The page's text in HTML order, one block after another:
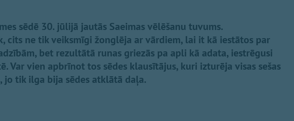
sēdē 30. jūlijā jautās Saeimas vēlēšanu tuvums.
cits ne tik veiksmīgi žonglēja ar vārdiem, lai it kā iestātos par
bet rezultātā runas griezās pa apli kā adata, iestrēgusi
Var vien apbrīnot tos sēdes klausītājus, kuri izturēja visas sešas
jo tik ilga bija sēdes atklātā daļa.